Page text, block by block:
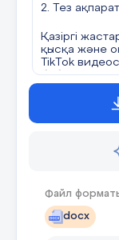
2. Тез
​Қазіргі
қысқа және
TikTok
бабаның
сөздерін,
жетпейді.Біз
бірақ оны
сабағын
өз қолыңмен
3. Болашақ
болмақ?
Файл
docx